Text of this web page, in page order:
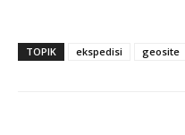
TOPIK ekspedisi geosite